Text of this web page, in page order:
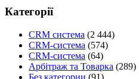
Категорії
CRM система (2 444)
CRM-система (574)
CRM-система (64)
Арбітраж та Товарка (289)
Без категории (91)